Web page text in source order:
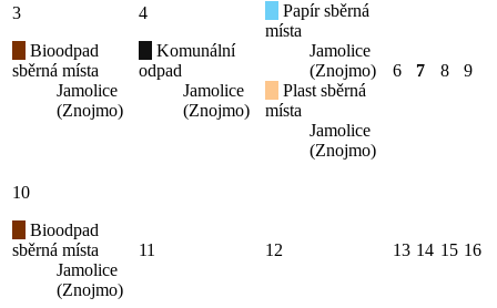
3
Bioodpad
sběrná místa
Jamolice
(Znojmo)
4
Komunální
odpad
Jamolice
(Znojmo)
Papír sběrná
místa
Jamolice
(Znojmo)
Plast sběrná
místa
Jamolice
(Znojmo)
6 7 8 9
10
Bioodpad
sběrná místa
Jamolice
(Znojmo)
11 12 13 14 15 16